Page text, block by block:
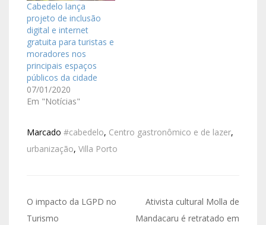
Cabedelo lança
projeto de inclusão
digital e internet
gratuita para turistas e
moradores nos
principais espaços
públicos da cidade
07/01/2020
Em "Notícias"
Marcado #cabedelo, Centro gastronômico e de lazer,
urbanização, Villa Porto
O impacto da LGPD no
Turismo
Ativista cultural Molla de
Mandacaru é retratado em